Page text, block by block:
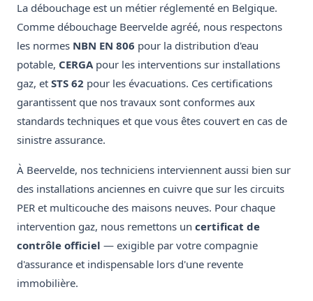
La débouchage est un métier réglementé en Belgique.
Comme débouchage Beervelde agréé, nous respectons
les normes NBN EN 806 pour la distribution d'eau
potable, CERGApour les interventions sur installations
gaz, et STS 62 pour les évacuations. Ces certifications
garantissent que nos travaux sont conformes aux
standards techniques et que vous êtes couvert en cas de
sinistre assurance.
À Beervelde, nos techniciens interviennent aussi bien sur
des installations anciennes en cuivre que sur les circuits
PER et multicouche des maisons neuves. Pour chaque
intervention gaz, nous remettons un certificat de
contrôle officiel — exigible par votre compagnie
d'assurance et indispensable lors d'une revente
immobilière.